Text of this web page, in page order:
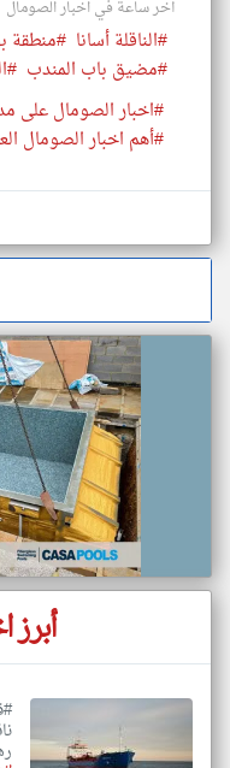
أخر ساعة في اخبار الصومال
#الناقلة أسانا #منطقة
#مضيق باب المندب
#اخبار الصومال على
#أهم اخبار الصومال
أبرز